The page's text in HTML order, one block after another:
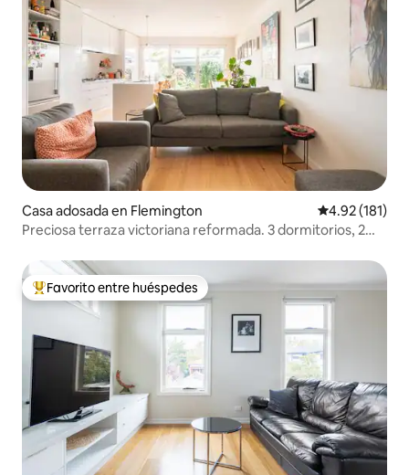
Casa adosada en Flemington Calificación
4.92 (181)
Preciosa terraza victoriana reformada. 3 dormitorios, 2
Favorito entre huéspedes preferido
Favorito entre huéspedes